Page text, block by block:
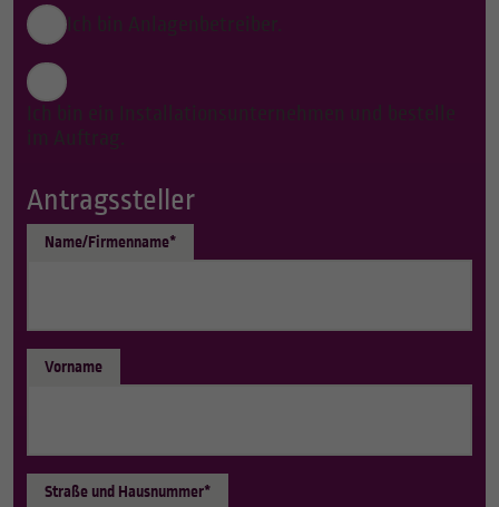
Ich bin Anlagenbetreiber.
Ich bin ein Installationsunternehmen und bestelle
im Auftrag.
Antragssteller
Name/Firmenname*
Vorname
Straße und Hausnummer*